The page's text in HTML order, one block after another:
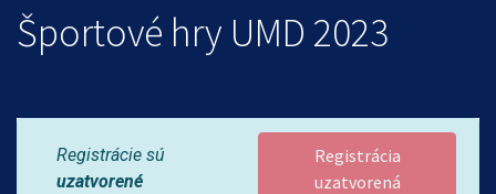
Športové hry UMD 2023
Registrácie sú
uzatvorené
Registrácia
uzatvorená